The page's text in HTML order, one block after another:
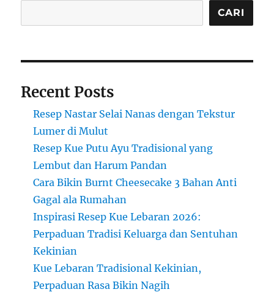
CARI
Recent Posts
Resep Nastar Selai Nanas dengan Tekstur
Lumer di Mulut
Resep Kue Putu Ayu Tradisional yang
Lembut dan Harum Pandan
Cara Bikin Burnt Cheesecake 3 Bahan Anti
Gagal ala Rumahan
Inspirasi Resep Kue Lebaran 2026:
Perpaduan Tradisi Keluarga dan Sentuhan
Kekinian
Kue Lebaran Tradisional Kekinian,
Perpaduan Rasa Bikin Nagih